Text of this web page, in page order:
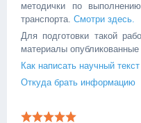
методички по
транспорта. Смотри здесь.
Для подготовки такой
материалы опубликованные
Как написать научный текст
Откуда брать информацию